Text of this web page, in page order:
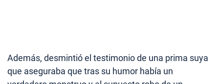
Además, desmintió el testimonio de una prima suya
que aseguraba que tras su humor había un